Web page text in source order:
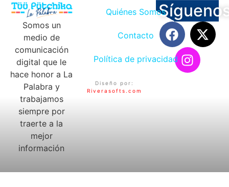
Somos un
medio de
comunicación
digital que le
hace honor a La
Palabra y
trabajamos
siempre por
traerte a la
mejor
información
Quiénes Somos
Contacto
Política de privacidad
Diseño por:
Riverasofts.com